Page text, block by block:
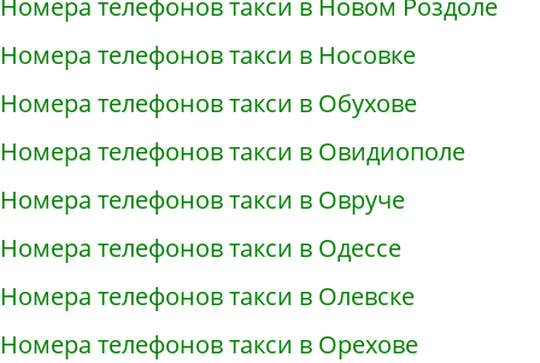
Номера телефонов такси в Новом Роздоле
Номера телефонов такси в Носовке
Номера телефонов такси в Обухове
Номера телефонов такси в Овидиополе
Номера телефонов такси в Овруче
Номера телефонов такси в Одессе
Номера телефонов такси в Олевске
Номера телефонов такси в Орехове